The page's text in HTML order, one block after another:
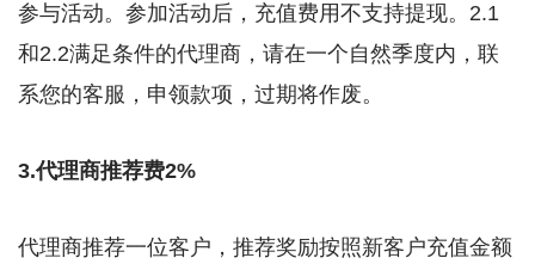
参与活动。参加活动后，充值费用不支持提现。2.1
和2.2满足条件的代理商，请在一个自然季度内，联
系您的客服，申领款项，过期将作废。
3.代理商推荐费2%
代理商推荐一位客户，推荐奖励按照新客户充值金额